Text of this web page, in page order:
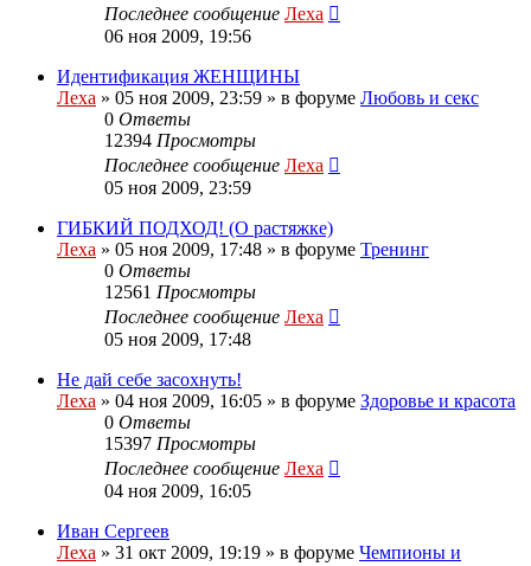
Последнее сообщение Леха
06 ноя 2009, 19:56
Идентификация ЖЕНЩИНЫ
Леха » 05 ноя 2009, 23:59 » в форуме Любовь и секс
0 Ответы
12394 Просмотры
Последнее сообщение Леха
05 ноя 2009, 23:59
ГИБКИЙ ПОДХОД! (О растяжке)
Леха » 05 ноя 2009, 17:48 » в форуме Тренинг
0 Ответы
12561 Просмотры
Последнее сообщение Леха
05 ноя 2009, 17:48
Не дай себе засохнуть!
Леха » 04 ноя 2009, 16:05 » в форуме Здоровье и красота
0 Ответы
15397 Просмотры
Последнее сообщение Леха
04 ноя 2009, 16:05
Иван Сергеев
Леха » 31 окт 2009, 19:19 » в форуме Чемпионы и